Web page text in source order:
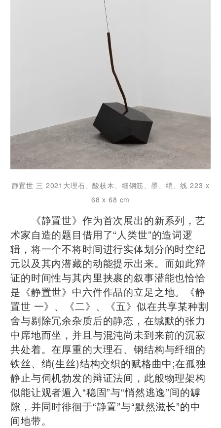
静置世 三 2021大理石、酸枝木、细钢筋、墨、绡、线 223 x
68 x 68 cm
《静置世》作为首次展出的新系列，艺
术家自造的题目借用了“人类世”的造词逻
辑，将一个不将时间进行实体划分的时空纪
元以及其内潜藏的动能提示出来。而如此辩
证的时间性与其内里挟裹的叙事潜能也恰恰
是《静置世》中六件作品的立足之地。《静
置世 一》、《二》、《五》似在共享某种割
舍与剔除冗余杂质后的静态，在缄默的张力
中席地而坐，并且与混沌尚未到来前的沉寂
共处着。在厚重的大理石、钢结构与纤细的
铁丝、绡(生丝)结构交织的赋格曲中;在孤独
静止与伺机勃发的辩证法间，此般物理架构
似能让观者遁入“稳固”与“悄然逃逸”间的罅
隙，并同时徘徊于“静置”与“默然滋长”的中
间地带。